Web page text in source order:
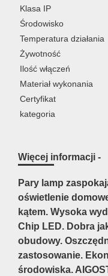
Klasa IP
Środowisko
Temperatura działania
Żywotność
Ilość włączeń
Materiał wykonania
Certyfikat
kategoria
Więcej informacji -
Pary lamp
oświetlenie
kątem. Wysoka
Chip LED. Dobra
obudowy.
zastosowanie.
środowiska.